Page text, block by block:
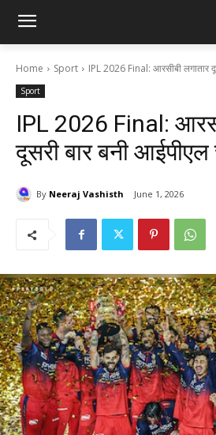
Home Sport IPL 2026 Final: आरसीबी लगातार
Sport
IPL 2026 Final:
दूसरी बार बनी आईपीएल
By Neeraj Vashisth June 1, 2026